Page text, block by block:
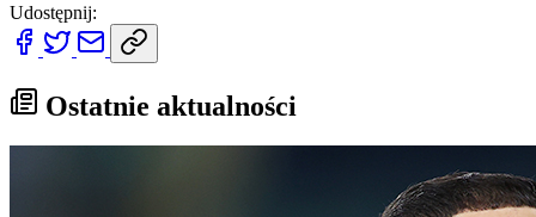
Udostępnij:
Ostatnie aktualności